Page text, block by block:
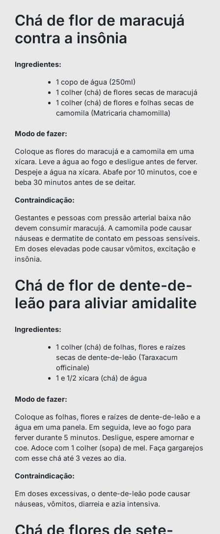
Chá de flor de maracujá
contra a insônia
Ingredientes:
1 copo de água (250ml)
1 colher (chá) de flores secas de maracujá
1 colher (chá) de flores e folhas secas de
camomila (Matricaria chamomilla)
Modo de fazer:
Coloque as flores do maracujá e a camomila em uma
xícara. Leve a água ao fogo e desligue antes de ferver.
Despeje a água na xícara. Abafe por 10 minutos, coe e
beba 30 minutos antes de se deitar.
Contraindicação:
Gestantes e pessoas com pressão arterial baixa não
devem consumir maracujá. A camomila pode causar
náuseas e dermatite de contato em pessoas sensíveis.
Em doses elevadas pode causar vômitos, excitação e
insônia.
Chá de flor de dente-de-
leão para aliviar amidalite
Ingredientes:
1 colher (chá) de folhas, flores e raízes
secas de dente-de-leão (Taraxacum
officinale)
1 e 1/2 xícara (chá) de água
Modo de fazer:
Coloque as folhas, flores e raízes de dente-de-leão e a
água em uma panela. Em seguida, leve ao fogo para
ferver durante 5 minutos. Desligue, espere amornar e
coe. Adoce com 1 colher (sopa) de mel. Faça gargarejos
com esse chá até 3 vezes ao dia.
Contraindicação:
Em doses excessivas, o dente-de-leão pode causar
náuseas, vômitos, diarreia e azia intensiva.
Chá de flores de sete-